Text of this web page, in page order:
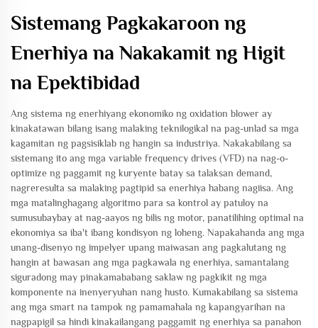
Sistemang Pagkakaroon ng
Enerhiya na Nakakamit ng Higit
na Epektibidad
Ang sistema ng enerhiyang ekonomiko ng oxidation blower ay
kinakatawan bilang isang malaking teknilogikal na pag-unlad sa mga
kagamitan ng pagsisiklab ng hangin sa industriya. Nakakabilang sa
sistemang ito ang mga variable frequency drives (VFD) na nag-o-
optimize ng paggamit ng kuryente batay sa talaksan demand,
nagreresulta sa malaking pagtipid sa enerhiya habang nagiisa. Ang
mga matalinghagang algoritmo para sa kontrol ay patuloy na
sumusubaybay at nag-aayos ng bilis ng motor, panatilihing optimal na
ekonomiya sa iba't ibang kondisyon ng loheng. Napakahanda ang mga
unang-disenyo ng impelyer upang maiwasan ang pagkalutang ng
hangin at bawasan ang mga pagkawala ng enerhiya, samantalang
siguradong may pinakamababang saklaw ng pagkikit ng mga
komponente na inenyeryuhan nang husto. Kumakabilang sa sistema
ang mga smart na tampok ng pamamahala ng kapangyarihan na
nagpapigil sa hindi kinakailangang paggamit ng enerhiya sa panahon